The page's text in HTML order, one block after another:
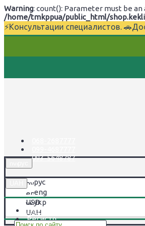
Warning: count(): Parameter must be
/home/tmkppua/public_html/
⚡Консультации специалистов.
093-5648787
рус
eng
укр
USD
UAH
Логин
Регистр.